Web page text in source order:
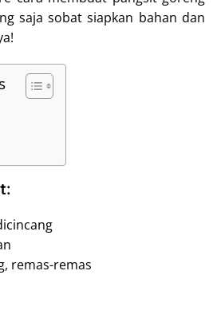
saja sobat siapkan bahan dan
remas-remas